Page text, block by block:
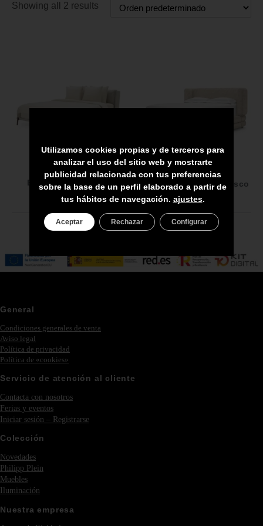
Showing all 2 results
v
Estructura de cama
Gonzales
119264
Marco de cama Francisco
General
Condiciones generales de venta
Aviso legal
Política de privacidad
Política de «cookies»
Servicio de atención al cliente
Contacta con nosotros
Ferias y eventos
Iniciar sesión – Registrarse
Colección
Novedades
Philipp Plein
Muebles
Iluminación
Nuestra empresa
Utilizamos cookies propias y de terceros para
analizar el uso del sitio web y mostrarte
publicidad relacionada con tus preferencias
sobre la base de un perfil elaborado a partir de
tus hábitos de navegación. ajustes.
Aceptar Rechazar Configurar